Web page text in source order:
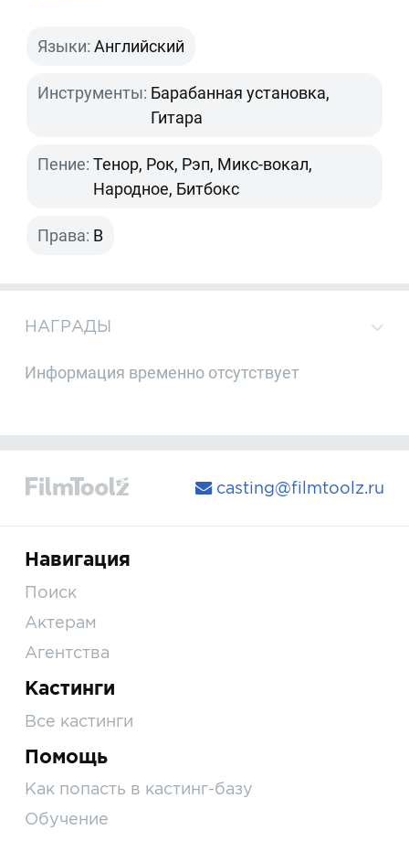
Языки: Английский
Инструменты: Барабанная установка,
Гитара
Пение: Тенор, Рок, Рэп, Микс-вокал,
Народное, Битбокс
Права: B
НАГРАДЫ
Информация временно отсутствует
casting@filmtoolz.ru
Навигация
Поиск
Актерам
Агентства
Кастинги
Все кастинги
Помощь
Как попасть в кастинг-базу
Обучение